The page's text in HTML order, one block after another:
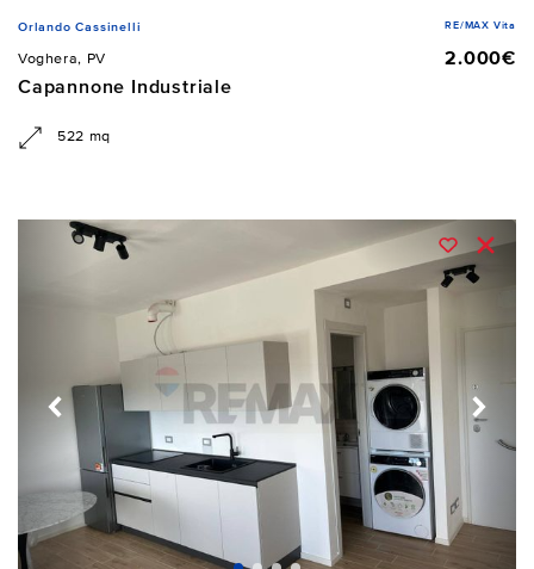
Orlando Cassinelli RE/MAX Vita
Voghera, PV
2.000€
Capannone Industriale
522 mq